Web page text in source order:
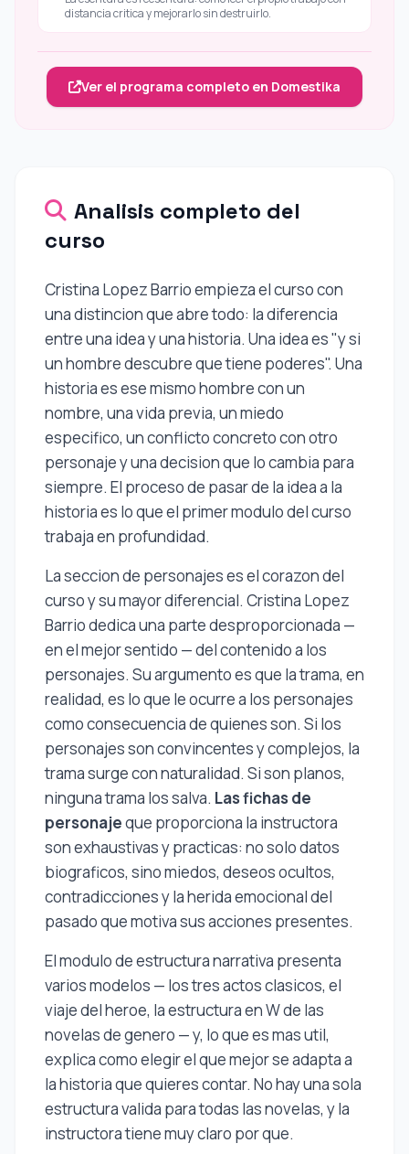
distancia critica y mejorarlo sin destruirlo.
Ver el programa completo en Domestika
Analisis completo del
curso
Cristina Lopez Barrio empieza el curso con
una distincion que abre todo: la diferencia
entre una idea y una historia. Una idea es "y si
un hombre descubre que tiene poderes". Una
historia es ese mismo hombre con un
nombre, una vida previa, un miedo
especifico, un conflicto concreto con otro
personaje y una decision que lo cambia para
siempre. El proceso de pasar de la idea a la
historia es lo que el primer modulo del curso
trabaja en profundidad.
La seccion de personajes es el corazon del
curso y su mayor diferencial. Cristina Lopez
Barrio dedica una parte desproporcionada —
en el mejor sentido — del contenido a los
personajes. Su argumento es que la trama, en
realidad, es lo que le ocurre a los personajes
como consecuencia de quienes son. Si los
personajes son convincentes y complejos, la
trama surge con naturalidad. Si son planos,
ninguna trama los salva. Las fichas de
personajeque proporciona la instructora
son exhaustivas y practicas: no solo datos
biograficos, sino miedos, deseos ocultos,
contradicciones y la herida emocional del
pasado que motiva sus acciones presentes.
El modulo de estructura narrativa presenta
varios modelos — los tres actos clasicos, el
viaje del heroe, la estructura en W de las
novelas de genero — y, lo que es mas util,
explica como elegir el que mejor se adapta a
la historia que quieres contar. No hay una sola
estructura valida para todas las novelas, y la
instructora tiene muy claro por que.